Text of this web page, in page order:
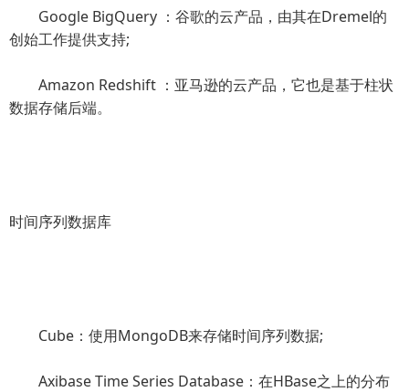
Google BigQuery ：谷歌的云产品，由其在Dremel的
创始工作提供支持;
Amazon Redshift ：亚马逊的云产品，它也是基于柱状
数据存储后端。
时间序列数据库
Cube：使用MongoDB来存储时间序列数据;
Axibase Time Series Database：在HBase之上的分布